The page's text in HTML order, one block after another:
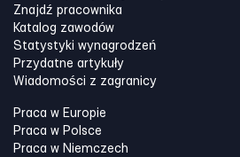
Znajdź pracownika
Katalog zawodów
Statystyki wynagrodzeń
Przydatne artykuły
Wiadomości z zagranicy
Praca w Europie
Praca w Polsce
Praca w Niemczech